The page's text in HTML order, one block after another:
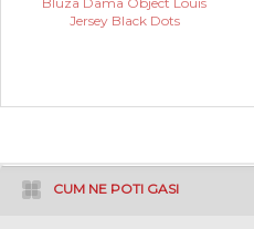
Jersey Black Dots
CUM NE POTI GASI